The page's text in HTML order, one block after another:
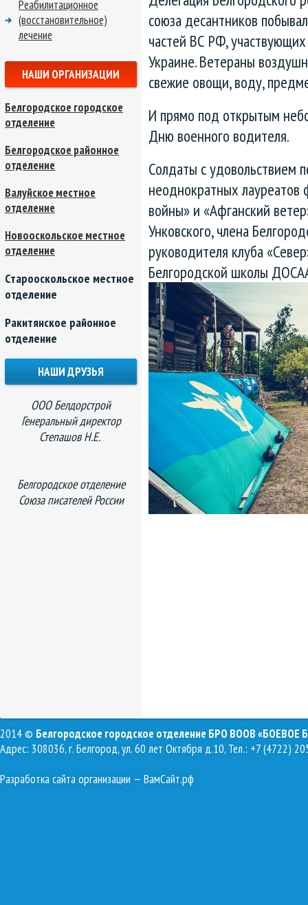
союза десантников
частей ВС РФ,
Украине. Ветераны
свежие овощи, воду,
И прямо под открытым
Дню военного водителя.
Солдаты с удовольствием
неоднократных лауреатов
войны» и «Афганский
Унковского, члена
руководителя клуба
Белгородской школы
Реабилитационное
(восстановительное)
лечение
НАШИ ОРГАНИЗАЦИИ
Белгородское городское
отделение
Белгородское районное
отделение
Валуйское местное
отделение
Новооскольское местное
отделение
Старооскольское местное
отделение
Ракитянское районное
отделение
НАШИ ДРУЗЬЯ
ООО Белдорстрой
Генеральный директор
Степашов Н.Е.
Белгородское отделение
Союза писателей России
2014 © Белгородское городское отделение БРО ВООВ «БОЕВОЕ
Адрес: 308036, г. Белгород, ул. 60 лет Октября д.10, Тел.: +7 (4722)
Разработка сайта организации — ВамСайт.рф